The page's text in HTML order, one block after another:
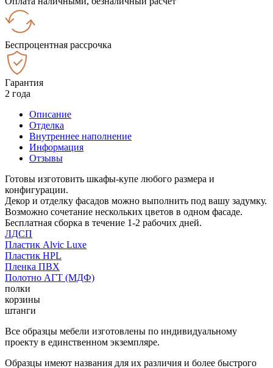
Беспроцентная рассрочка
Гарантия
2 года
Описание
Отделка
Внутреннее наполнение
Информация
Отзывы
Готовы изготовить шкафы-купе любого размера и
конфигурации.
Декор и отделку фасадов можно выполнить под вашу задумку.
Возможно сочетание нескольких цветов в одном фасаде.
Бесплатная сборка в течение 1-2 рабочих дней.
ЛДСП
Пластик Alvic Luxe
Пластик HPL
Пленка ПВХ
Полотно АГТ (МДФ)
полки
корзины
штанги
Все образцы мебели изготовлены по индивидуальному
проекту в единственном экземпляре.
Образцы имеют названия для их различия и более быстрого